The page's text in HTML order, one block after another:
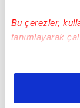
Bu çerezler,
tanımlayarak
Bu çerezlere
daha iyi reklam